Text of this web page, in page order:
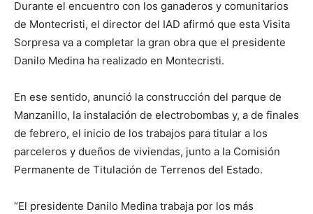
Durante el encuentro con los ganaderos y comunitarios
de Montecristi, el director del IAD afirmó que esta Visita
Sorpresa va a completar la gran obra que el presidente
Danilo Medina ha realizado en Montecristi.
En ese sentido, anunció la construcción del parque de
Manzanillo, la instalación de electrobombas y, a de finales
de febrero, el inicio de los trabajos para titular a los
parceleros y dueños de viviendas, junto a la Comisión
Permanente de Titulación de Terrenos del Estado.
“El presidente Danilo Medina trabaja por los más